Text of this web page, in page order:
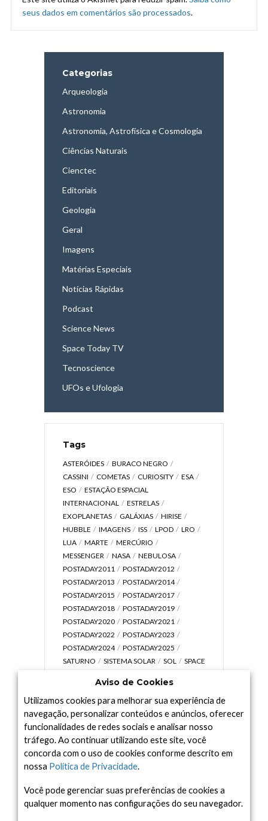
seus dados em comentários são processados.
Categorias
Arqueologia
Astronomia
Astronomia, Astrofísica e Cosmologia
Ciências Naturais
Cienctec
Editoriais
Geologia
Geral
Imagens
Matérias Especiais
Notícias Rápidas
Podcast
Science News
Space Today TV
Tecnoscience
UFOs e Ufologia
Tags
ASTERÓIDES
BURACO NEGRO
CASSINI
COMETAS CURIOSITY
ESA
ESO
ESTAÇÃO ESPACIAL
INTERNACIONAL
ESTRELAS
EXOPLANETAS
GALÁXIAS
HIRISE
HUBBLE
IMAGENS ISS LPOD
LRO
LUA
MARTE
MERCÚRIO
MESSENGER
NASA
NEBULOSA
POSTADAY2011
POSTADAY2012
POSTADAY2013
POSTADAY2014
POSTADAY2015
POSTADAY2017
POSTADAY2018
POSTADAY2019
POSTADAY2020
POSTADAY2021
POSTADAY2022
POSTADAY2023
POSTADAY2024
POSTADAY2025
SATURNO
SISTEMA SOLAR SOL
SPACE
UNIVERSO
VÍDEO
Arquivo
Arquivo
Aviso de Cookies
Utilizamos cookies para melhorar sua experiência de
navegação, personalizar conteúdos e anúncios, oferecer
funcionalidades de redes sociais e analisar nosso
tráfego. Ao continuar utilizando este site, você
concorda com o uso de cookies conforme descrito em
nossa Política de Privacidade.
Você pode gerenciar suas preferências de cookies a
qualquer momento nas configurações do seu navegador.